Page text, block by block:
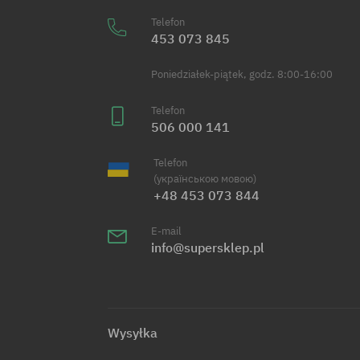
Telefon
453 073 845
Poniedziałek-piątek, godz. 8:00-16:00
Telefon
506 000 141
Telefon
(українською мовою)
+48 453 073 844
E-mail
info@supersklep.pl
Wysyłka